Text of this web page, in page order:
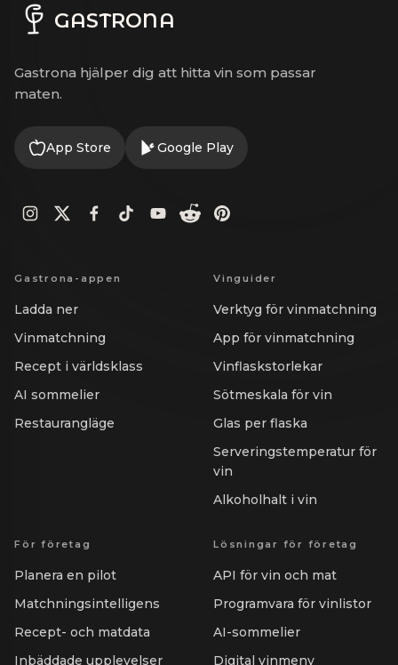
GASTRONA
Gastrona hjälper dig att hitta vin som passar
maten.
App Store Google Play
Gastrona-appen
Ladda ner
Vinmatchning
Recept i världsklass
AI sommelier
Restaurangläge
Vinguider
Verktyg för vinmatchning
App för vinmatchning
Vinflaskstorlekar
Sötmeskala för vin
Glas per flaska
Serveringstemperatur för
vin
Alkoholhalt i vin
För företag
Planera en pilot
Matchningsintelligens
Recept- och matdata
Inbäddade upplevelser
Lösningar för företag
API för vin och mat
Programvara för vinlistor
AI-sommelier
Digital vinmeny